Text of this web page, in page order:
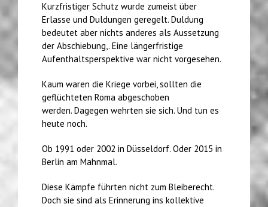
Kurzfristiger Schutz wurde zumeist über
Erlasse und Duldungen geregelt. Duldung
bedeutet aber nichts anderes als Aussetzung
der Abschiebung,. Eine längerfristige
Aufenthaltsperspektive war nicht vorgesehen.
Kaum waren die Kriege vorbei, sollten die
geflüchteten Roma abgeschoben
werden. Dagegen wehrten sie sich. Und tun es
heute noch.
Ob 1991 oder 2002 in Düsseldorf. Oder 2015 in
Berlin am Mahnmal.
Diese Kämpfe führten nicht zum Bleiberecht.
Doch sie sind als Erinnerung ins kollektive